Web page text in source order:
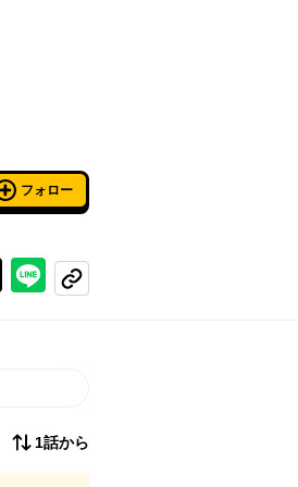
フォロー
Xで投稿するラインでシェアする
コピーする
1話から